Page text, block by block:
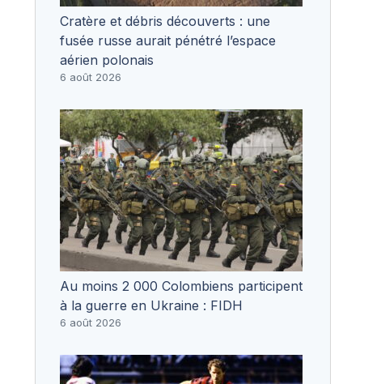
Cratère et débris découverts : une
fusée russe aurait pénétré l’espace
aérien polonais
6 août 2026
Au moins 2 000 Colombiens participent
à la guerre en Ukraine : FIDH
6 août 2026